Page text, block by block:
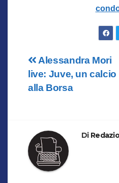
articoli
Alessandra Mori
live: Juve, un calcio
alla Borsa
Di